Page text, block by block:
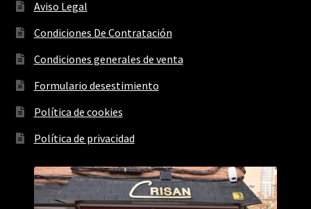
Aviso Legal
Condiciones De Contratación
Condiciones generales de venta
Formulario desestimiento
Política de cookies
Política de privacidad